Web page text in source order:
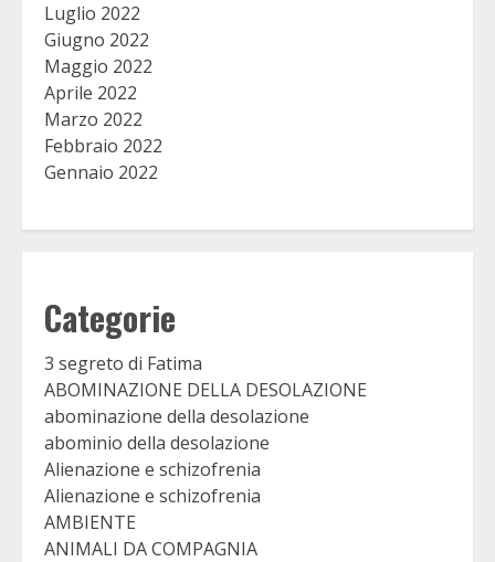
Luglio 2022
Giugno 2022
Maggio 2022
Aprile 2022
Marzo 2022
Febbraio 2022
Gennaio 2022
Categorie
3 segreto di Fatima
ABOMINAZIONE DELLA DESOLAZIONE
abominazione della desolazione
abominio della desolazione
Alienazione e schizofrenia
Alienazione e schizofrenia
AMBIENTE
ANIMALI DA COMPAGNIA